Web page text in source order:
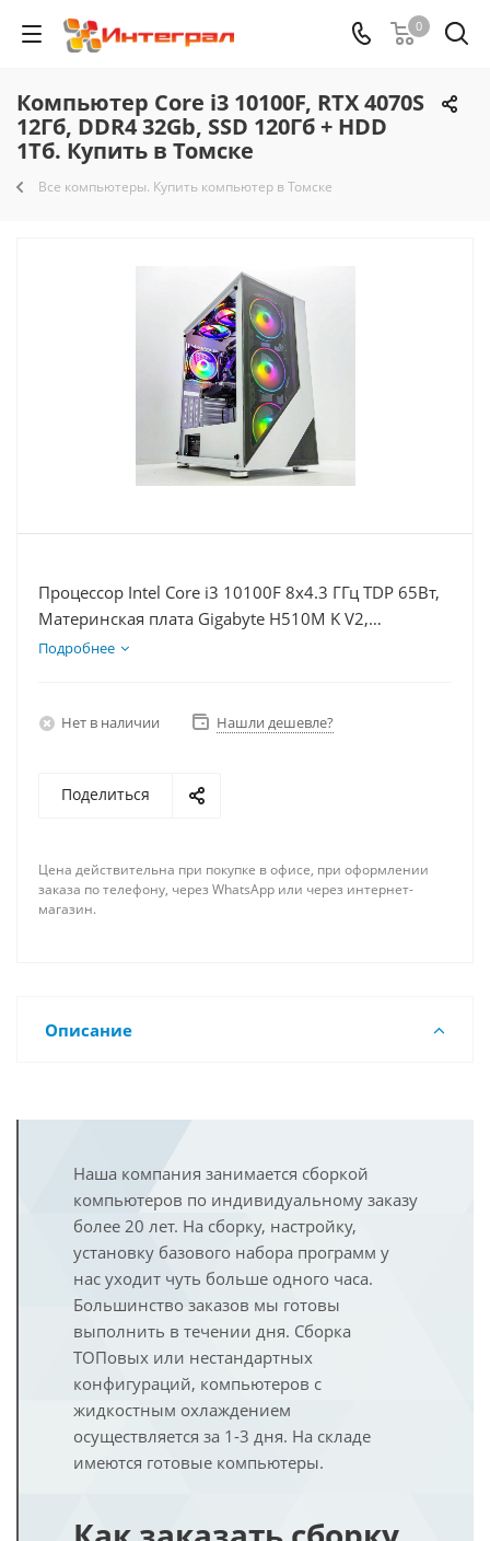
0
Компьютер Core i3 10100F, RTX 4070S
12Гб, DDR4 32Gb, SSD 120Гб + HDD
1Тб. Купить в Томске
Все компьютеры. Купить компьютер в Томске
Процессор Intel Core i3 10100F 8x4.3 ГГц TDP 65Вт,
Материнская плата Gigabyte H510M K V2,
Видеокарта RTX 4070S 12Гб, Память DDR4 32Gb,
Подробнее
Нет в наличии Нашли дешевле?
Поделиться
Цена действительна при покупке в офисе, при оформлении
заказа по телефону, через WhatsApp или через интернет-
магазин.
Описание
Наша компания занимается сборкой
компьютеров по индивидуальному заказу
более 20 лет. На сборку, настройку,
установку базового набора программ у
нас уходит чуть больше одного часа.
Большинство заказов мы готовы
выполнить в течении дня. Сборка
ТОПовых или нестандартных
конфигураций, компьютеров с
жидкостным охлаждением
осуществляется за 1-3 дня. На складе
имеются готовые компьютеры.